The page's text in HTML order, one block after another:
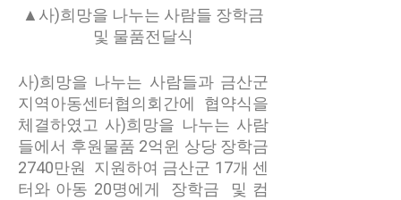
▲사)희망을 나누는 사람들 장학금
및 물품전달식
사)희망을 나누는 사람들과 금산군
지역아동센터협의회간에 협약식을
체결하였고 사)희망을 나누는 사람
들에서 후원물품 2억윈 상당 장학금
2740만원 지원하여 금산군 17개 센
터와 아동 20명에게 장학금 및 컴